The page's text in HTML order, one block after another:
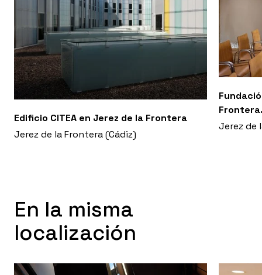
Edificio CITEA en Jerez de la Frontera
Jerez de la Frontera (Cádiz)
Jerez de
En la misma
localización